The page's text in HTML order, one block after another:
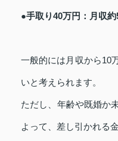
●手取り40万円：月収約
一般的には月収から10
いと考えられます。
ただし、年齢や既婚か
よって、差し引かれる